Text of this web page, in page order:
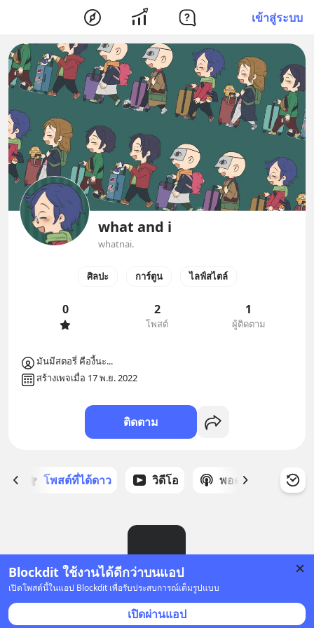
เข้าสู่ระบบ
Blockdit ใช้งานได้ดีกว่าบนแอป
เปิดโพสต์นี้ในแอป Blockdit เพื่อรับประสบการณ์เต็มรูปแบบ
เปิดผ่านแอป
what and i
whatnai.
ศิลปะ การ์ตูน ไลฟ์สไตล์
0 2
โพสต์
1
ผู้ติดตาม
มันมีสตอรี่ คืองี้นะ...
สร้างเพจเมื่อ 17 พ.ย. 2022
ติดตาม
โพสต์ที่ได้ดาว วิดีโอ พอดแคสต์
ยังไม่มีโพสต์